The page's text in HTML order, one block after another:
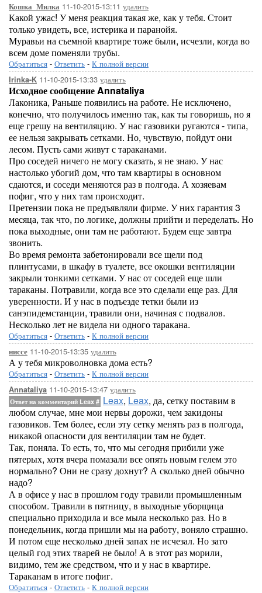
Кошка_Милка 11-10-2015-13:11 удалить
Какой ужас! У меня реакция такая же, как у тебя. Стоит
только увидеть, все, истерика и паранойя.
Муравьи на съемной квартире тоже были, исчезли, когда во
всем доме поменяли трубы.
Обратиться - Ответить - К полной версии
Irinka-K 11-10-2015-13:33 удалить
Исходное сообщение Annataliya
Лаконика, Раньше появились на работе. Не исключено,
конечно, что получилось именно так, как ты говоришь, но я
еще грешу на вентиляцию. У нас газовики ругаются - типа,
ее нельзя закрывать сетками. Но, чувствую, пойдут они
лесом. Пусть сами живут с тараканами.
Про соседей ничего не могу сказать, я не знаю. У нас
настолько убогий дом, что там квартиры в основном
сдаются, и соседи меняются раз в полгода. А хозяевам
пофиг, что у них там происходит.
Претензии пока не предъявляли фирме. У них гарантия 3
месяца, так что, по логике, должны прийти и переделать. Но
пока выходные, они там не работают. Будем еще завтра
звонить.
Во время ремонта забетонировали все щели под
плинтусами, в шкафу в туалете, все окошки вентиляции
закрыли тонкими сетками. У нас от соседей еще шли
тараканы. Потравили, когда все это сделали еще раз. Для
уверенности. И у нас в подъезде тетки были из
санэпидемстанции, травили они, начиная с подвалов.
Несколько лет не видела ни одного таракана.
Обратиться - Ответить - К полной версии
ниссе 11-10-2015-13:35 удалить
А у тебя микроволновка дома есть?
Обратиться - Ответить - К полной версии
Annataliya 11-10-2015-13:47 удалить
Ответ на комментарий Leax # Leax, Leax, да, сетку поставим в
любом случае, мне мои нервы дорожи, чем закидоны
газовиков. Тем более, если эту сетку менять раз в полгода,
никакой опасности для вентиляции там не будет.
Так, поняла. То есть, то, что мы сегодня прибили уже
пятерых, хотя вчера помазали все опять новым гелем это
нормально? Они не сразу дохнут? А сколько дней обычно
надо?
А в офисе у нас в прошлом году травили промышленным
способом. Травили в пятницу, в выходные уборщица
специально приходила и все мыла несколько раз. Но в
понедельник, когда пришли мы на работу, воняло страшно.
И потом еще несколько дней запах не исчезал. Но зато
целый год этих тварей не было! А в этот раз морили,
видимо, тем же средством, что и у нас в квартире.
Тараканам в итоге пофиг.
Обратиться - Ответить - К полной версии